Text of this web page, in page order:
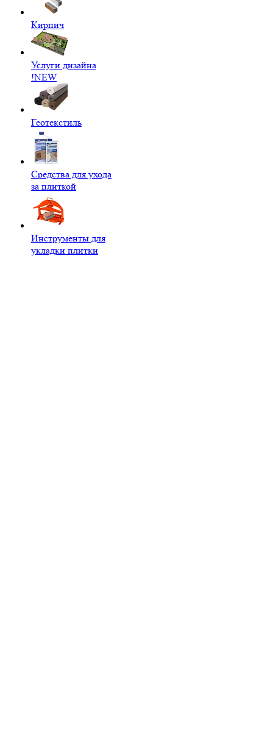
Кирпич
Услуги дизайна
!NEW
Геотекстиль
Средства для ухода
за плиткой
Инструменты для
укладки плитки